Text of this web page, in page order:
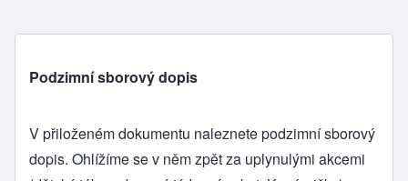
Podzimní sborový dopis
V přiloženém dokumentu naleznete podzimní sborový
dopis. Ohlížíme se v něm zpět za uplynulými akcemi